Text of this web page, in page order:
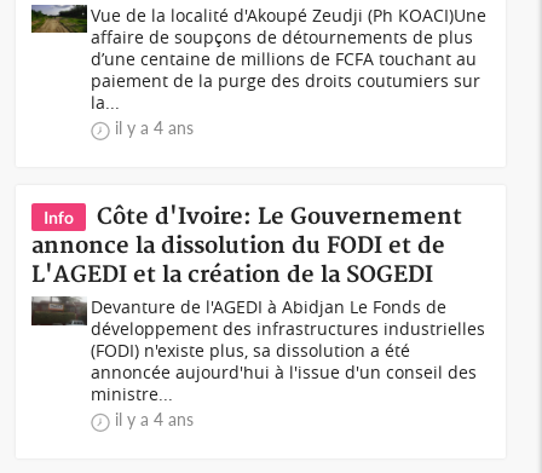
Vue de la localité d'Akoupé Zeudji (Ph KOACI)Une
affaire de soupçons de détournements de plus
d’une centaine de millions de FCFA touchant au
paiement de la purge des droits coutumiers sur
la...
il y a 4 ans
Info
Côte d'Ivoire: Le Gouvernement
annonce la dissolution du FODI et de
L'AGEDI et la création de la SOGEDI
Devanture de l'AGEDI à Abidjan Le Fonds de
développement des infrastructures industrielles
(FODI) n'existe plus, sa dissolution a été
annoncée aujourd'hui à l'issue d'un conseil des
ministre...
il y a 4 ans